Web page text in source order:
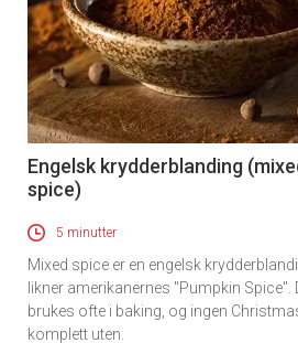
Engelsk krydderblanding
spice)
5 minutter
Mixed spice er en engelsk
likner amerikanernes "Pumpkin Spice".
brukes ofte i baking, og ingen
komplett uten.